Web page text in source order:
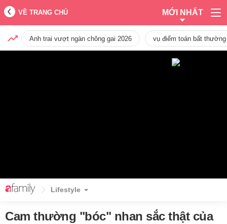
VỀ TRANG CHỦ MỚI NHẤT
Anh trai vượt ngàn chông gai 2026 vụ điểm toán bất
Lifestyle
Cam thường "bóc" nhan sắc thật của